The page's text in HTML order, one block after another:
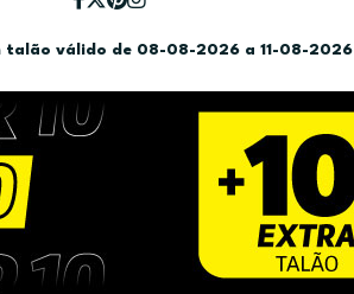
talão válido de 08-08-2026 a 11-08-2026